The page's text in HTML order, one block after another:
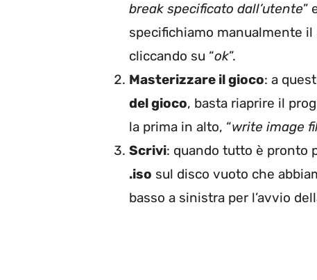
break specificato dall’utente”
specifichiamo manualmente il
cliccando su “ok”.
Masterizzare il gioco: a
del gioco, basta riaprire il
la prima in alto, “write image
Scrivi: quando tutto è pronto
.iso sul disco vuoto che
basso a sinistra per l’avvio